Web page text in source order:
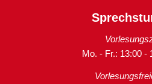
Mo. - Fr.: 13:00 -